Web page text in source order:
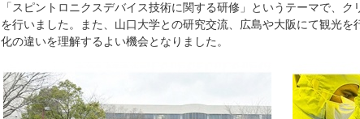
「スピントロニクスデバイス技術に関する研修」というテーマで、
を行いました。また、山口大学との研究交流、広島や大阪にて観光
化の違いを理解するよい機会となりました。